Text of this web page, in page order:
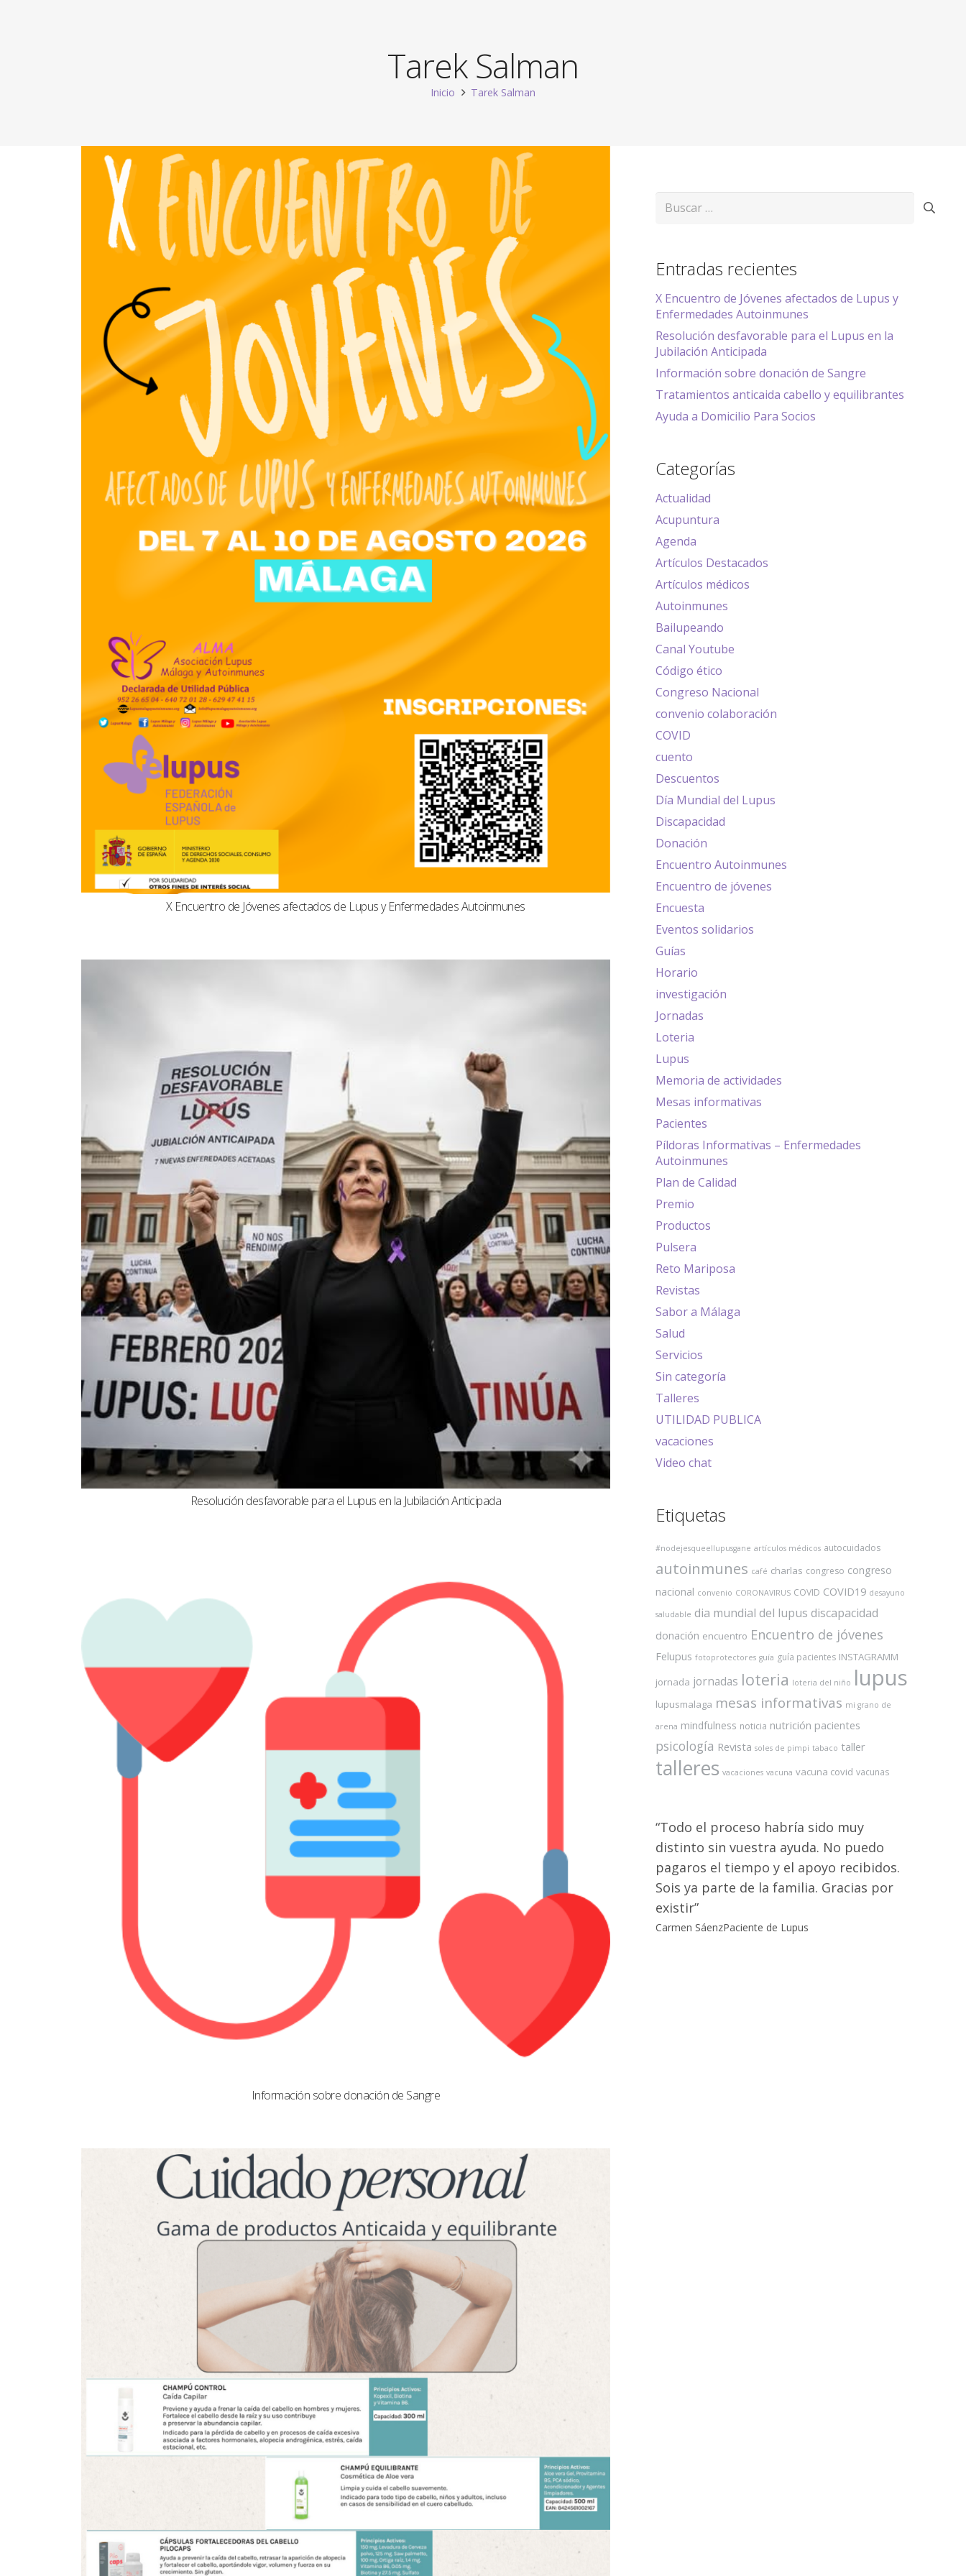
Tarek Salman
Inicio Tarek Salman
X Encuentro de Jóvenes afectados de Lupus y Enfermedades Autoinmunes
Resolución desfavorable para el Lupus en la Jubilación Anticipada
Información sobre donación de Sangre
Buscar:
Entradas recientes
X Encuentro de Jóvenes afectados de Lupus y
Enfermedades Autoinmunes
Resolución desfavorable para el Lupus en la
Jubilación Anticipada
Información sobre donación de Sangre
Tratamientos anticaida cabello y equilibrantes
Ayuda a Domicilio Para Socios
Categorías
Actualidad
Acupuntura
Agenda
Artículos Destacados
Artículos médicos
Autoinmunes
Bailupeando
Canal Youtube
Código ético
Congreso Nacional
convenio colaboración
COVID
cuento
Descuentos
Día Mundial del Lupus
Discapacidad
Donación
Encuentro Autoinmunes
Encuentro de jóvenes
Encuesta
Eventos solidarios
Guías
Horario
investigación
Jornadas
Loteria
Lupus
Memoria de actividades
Mesas informativas
Pacientes
Píldoras Informativas – Enfermedades
Autoinmunes
Plan de Calidad
Premio
Productos
Pulsera
Reto Mariposa
Revistas
Sabor a Málaga
Salud
Servicios
Sin categoría
Talleres
UTILIDAD PUBLICA
vacaciones
Video chat
Etiquetas
#nodejesqueellupusgane artículos médicos autocuidados
autoinmunes café charlas congreso congreso
nacional convenio CORONAVIRUS COVID COVID19 desayuno
saludable dia mundial del lupus discapacidad
donación encuentro Encuentro de jóvenes
Felupus fotoprotectores guía guía pacientes INSTAGRAMM
jornada jornadas loteria loteria del niño lupus
lupusmalaga mesas informativas mi grano de
arena mindfulness noticia nutrición pacientes
psicología Revista soles de pimpi tabaco taller
talleres vacaciones vacuna vacuna covid vacunas
Todo el proceso habría sido muy
distinto sin vuestra ayuda. No puedo
pagaros el tiempo y el apoyo recibidos.
Sois ya parte de la familia. Gracias por
existir
Carmen SáenzPaciente de Lupus